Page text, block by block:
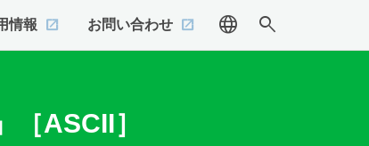
情報 お問い合わせ language search
ASCII］